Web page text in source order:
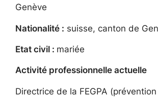
Genève
Nationalité : suisse, canton de
Etat civil : mariée
Activité professionnelle actuelle
Directrice de la FEGPA